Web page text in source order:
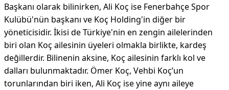
Başkanı olarak bilinirken, Ali Koç ise Fenerbahçe Spor
Kulübü'nün başkanı ve Koç Holding'in diğer bir
yöneticisidir. İkisi de Türkiye'nin en zengin ailelerinden
biri olan Koç ailesinin üyeleri olmakla birlikte, kardeş
değillerdir. Bilinenin aksine, Koç ailesinin farklı kol ve
dalları bulunmaktadır. Ömer Koç, Vehbi Koç’un
torunlarından biri iken, Ali Koç ise yine aynı aileye